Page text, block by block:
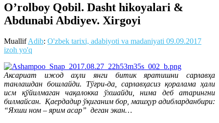
O’rolboy Qobil. Dasht hikoyalari &
Abdunabi Abdiyev. Xirgoyi
MuallifAdib: O'zbek tarixi, adabiyoti va madaniyati 09.09.2017
izoh yo'q
Аксариат ижод аҳли янги битик яратишни сарлавҳа
танлашдан бошлайди. Тўғри-да, сарлавҳасиз қоралама ҳали
исм қўйилмаган чақалокка ўхшайди, нима деб атарингни
билмайсан. Қаердадир ўқиганим бор, машҳур адибларданбири:
“Яхши ном – ярим асар” деган экан…